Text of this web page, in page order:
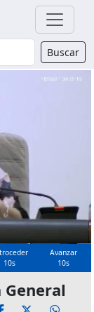
Buscar
10s
Avanzar
10s
General